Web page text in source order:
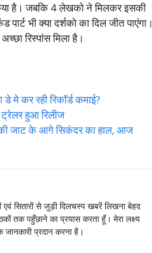
किया है। जबकि 4 लेखको ने मिलकर इसकी
भी क्या दर्शको का दिल जीत पाएंगा।
रिस्पांस मिला है।
कर रही रिकॉर्ड कमाई?
हुआ रिलीज
जाट के आगे सिकंदर का हाल, आज
एवं सितारों से जुड़ी दिलचस्प खबरें लिखना बेहद
तक पहुँछाने का प्रयास करता हूँ। मेरा लक्ष्य
प्रदान करना है।